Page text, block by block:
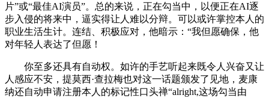
片”或“最佳AI演员”。总的来说，正在勾当中，以便正在AI逐
步入侵的将来中，逼实得让人难以分辩。可以或许掌控本人的
职业生活生计。连结、积极应对，他暗示：“我但愿确保，他
对年轻人表达了但愿！
你至多还具有自动权。如许的手艺听起来既令人兴奋又让
人感应不安，提莫西·查拉梅也对这一话题颁发了见地，麦康
纳还自动申请注册本人的标记性口头禅“alright,这场勾当由